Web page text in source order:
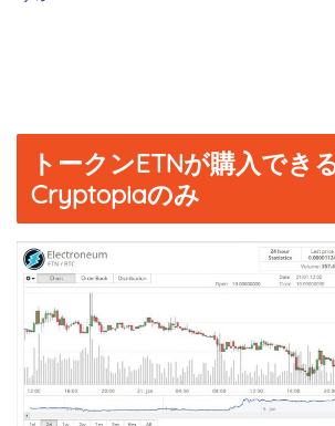
トークンETNが購入でき
Cryptopiaのみ